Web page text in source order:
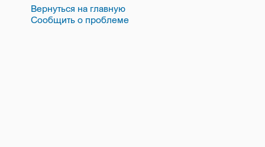
Вернуться на главную
Сообщить о проблеме